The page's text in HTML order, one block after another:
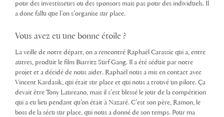
pour des investisseurs ou des sponsors mais pas pour des individuels. Il
a donc fallu que l’on s’organise sur place.
Vous avez eu une bonne étoile ?
La veille de notre départ, on a rencontré Raphaël Carassic qui a, entre
autres, produit le film Biarritz Surf Gang. Il a été séduit par notre
projet et a décidé de nous aider. Raphaël nous a mis en contact avec
Vincent Kardasik, qui était sur place et qui nous a trouvé un pilote. Ça
devait être Tony Laureano, mais il s’est blessé le jour de la compétition
qui a eu lieu pendant qu’on était à Nazaré. C’est son père, Ramon, le
boss de la sécu sur place, qui nous a donné de son temps. Pour ma